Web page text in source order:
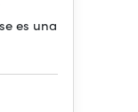
es una